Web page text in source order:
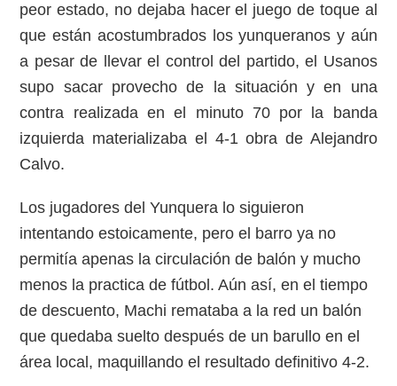
peor estado, no dejaba hacer el juego de toque al
que están acostumbrados los yunqueranos y aún
a pesar de llevar el control del partido, el Usanos
supo sacar provecho de la situación y en una
contra realizada en el minuto 70 por la banda
izquierda materializaba el 4-1 obra de Alejandro
Calvo.
Los jugadores del Yunquera lo siguieron
intentando estoicamente, pero el barro ya no
permitía apenas la circulación de balón y mucho
menos la practica de fútbol. Aún así, en el tiempo
de descuento, Machi remataba a la red un balón
que quedaba suelto después de un barullo en el
área local, maquillando el resultado definitivo 4-2.